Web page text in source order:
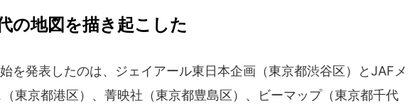
の地図を描き起こした
を発表したのは、ジェイアール東日本企画（東京都渋谷区）とJAFメ
東京都港区）、菁映社（東京都豊島区）、ビーマップ（東京都千代